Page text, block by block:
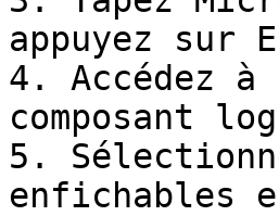
appuyez sur
4. Accédez
composant
5.
enfichables